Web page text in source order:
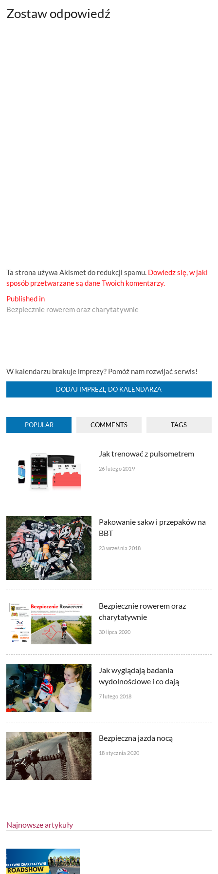
Zostaw odpowiedź
Ta strona używa Akismet do redukcji spamu. Dowiedz się, w jaki
sposób przetwarzane są dane Twoich komentarzy.
Nawigacja
wpisu
Published in
Bezpiecznie rowerem oraz charytatywnie
W kalendarzu brakuje imprezy? Pomóż nam rozwijać serwis!
DODAJ IMPREZĘ DO KALENDARZA
POPULAR COMMENTS TAGS
Jak trenować z pulsometrem
26 lutego 2019
Pakowanie sakw i przepaków na
BBT
23 września 2018
Bezpiecznie rowerem oraz
charytatywnie
30 lipca 2020
Jak wyglądają badania
wydolnościowe i co dają
7 lutego 2018
Bezpieczna jazda nocą
18 stycznia 2020
Najnowsze artykuły